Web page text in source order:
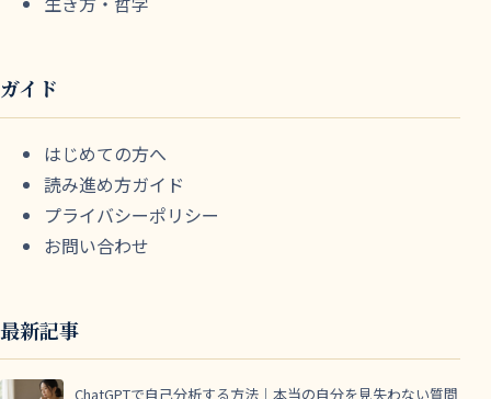
ガイド
はじめての方へ
読み進め方ガイド
プライバシーポリシー
お問い合わせ
最新記事
ChatGPTで自己分析する方法｜本当の自分を見失わない質問